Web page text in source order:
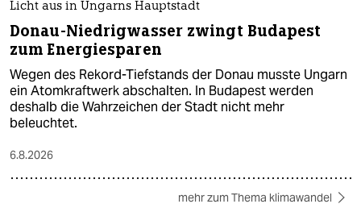
Licht aus in Ungarns Hauptstadt
Donau-Niedrigwasser zwingt Budapest
zum Energiesparen
Wegen des Rekord-Tiefstands der Donau musste Ungarn
ein Atomkraftwerk abschalten. In Budapest werden
deshalb die Wahrzeichen der Stadt nicht mehr
beleuchtet.
6.8.2026
mehr zum Thema klimawandel